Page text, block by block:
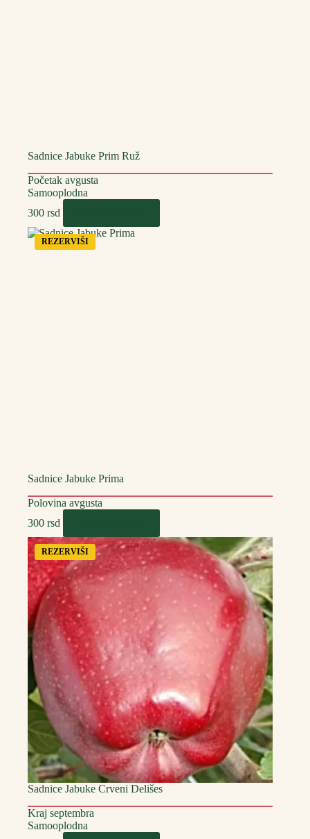
Sadnice Jabuke Prim Ruž
Početak avgusta
Samooplodna
300 rsd
REZERVIŠI
Sadnice Jabuke Prima
Polovina avgusta
300 rsd
REZERVIŠI
Sadnice Jabuke Crveni Delišes
Kraj septembra
Samooplodna